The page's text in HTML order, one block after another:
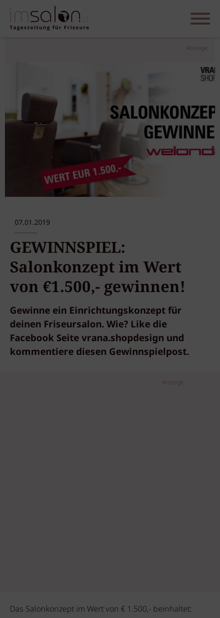
Anzeige
07.01.2019
GEWINNSPIEL:
Salonkonzept im Wert
von €1.500,- gewinnen!
Gewinne ein Einrichtungskonzept für
deinen Friseursalon. Wie? Like die
Facebook Seite vrana.shopdesign und
kommentiere diesen Gewinnspielpost.
Anzeige
Das Salonkonzept im Wert von € 1.500,- beinhaltet: